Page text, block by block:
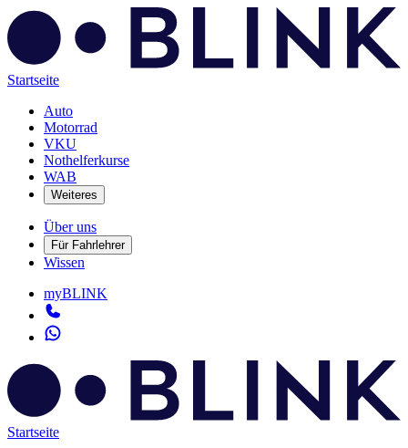
Startseite
Auto
Motorrad
VKU
Nothelferkurse
WAB
Weiteres
Über uns
Für Fahrlehrer
Wissen
myBLINK
Startseite